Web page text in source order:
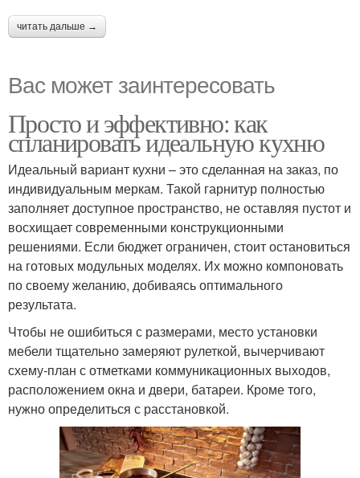
читать дальше →
Вас может заинтересовать
Просто и эффективно: как
спланировать идеальную кухню
Идеальный вариант кухни – это сделанная на заказ, по
индивидуальным меркам. Такой гарнитур полностью
заполняет доступное пространство, не оставляя пустот и
восхищает современными конструкционными
решениями. Если бюджет ограничен, стоит остановиться
на готовых модульных моделях. Их можно компоновать
по своему желанию, добиваясь оптимального
результата.
Чтобы не ошибиться с размерами, место установки
мебели тщательно замеряют рулеткой, вычерчивают
схему-план с отметками коммуникационных выходов,
расположением окна и двери, батареи. Кроме того,
нужно определиться с расстановкой.